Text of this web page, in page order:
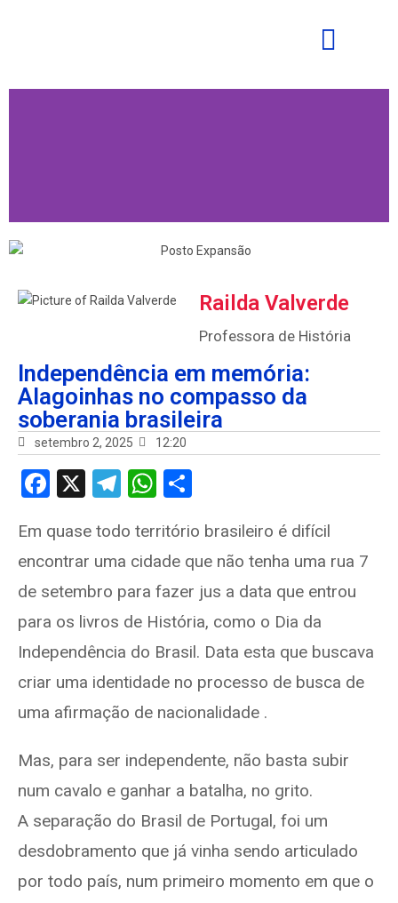
Railda Valverde
Professora de História
Independência em memória:
Alagoinhas no compasso da
soberania brasileira
setembro 2, 2025 12:20
F
ce
b
o
o
k
X
T
e
gr
a
m
W
at
s
A
p
p
ar
e
Em quase todo território brasileiro é difícil
encontrar uma cidade que não tenha uma rua 7
de setembro para fazer jus a data que entrou
para os livros de História, como o Dia da
Independência do Brasil. Data esta que buscava
criar uma identidade no processo de busca de
uma afirmação de nacionalidade .
Mas, para ser independente, não basta subir
num cavalo e ganhar a batalha, no grito.
A separação do Brasil de Portugal, foi um
desdobramento que já vinha sendo articulado
por todo país, num primeiro momento em que o